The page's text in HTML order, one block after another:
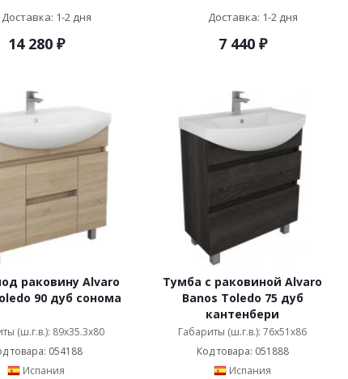
Доставка: 1-2 дня
14 280₽
Доставка: 1-2 дня
7 440₽
раковину Alvaro
90 дуб сонома
(ш.г.в.): 89x35.3x80
товара: 054188
Испания
Тумба с раковиной Alvaro
Banos Toledo 75 дуб
кантенбери
Габариты (ш.г.в.): 76x51x86
Код товара: 051888
Испания